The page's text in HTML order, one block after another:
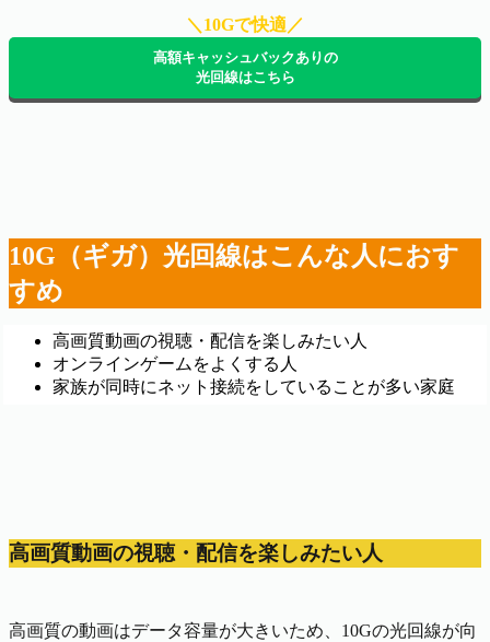
＼10Gで快適／
高額キャッシュバックありの
光回線はこちら
10G（ギガ）光回線はこんな人におす
すめ
高画質動画の視聴・配信を楽しみたい人
オンラインゲームをよくする人
家族が同時にネット接続をしていることが多い家庭
高画質動画の視聴・配信を楽しみたい人
高画質の動画はデータ容量が大きいため、10Gの光回線が向